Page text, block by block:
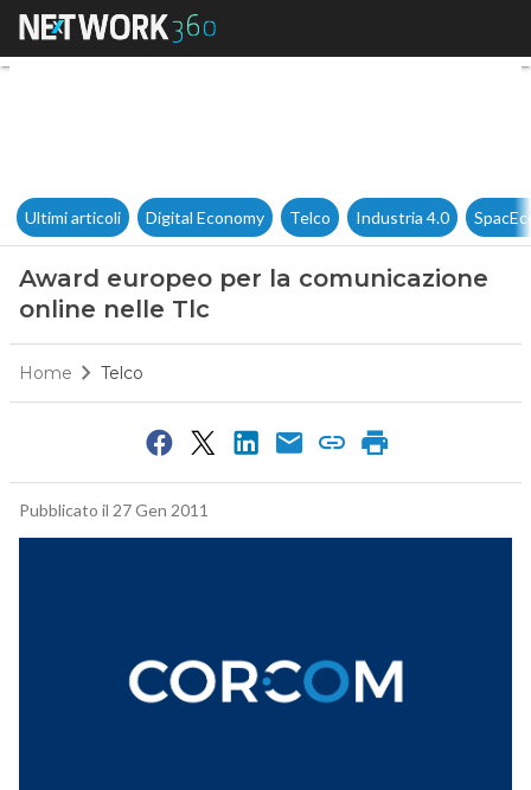
Award europeo per la
Ultimi articoli Digital Economy Telco Industria 4.0
Award europeo per la comunicazione
online nelle Tlc
Home Telco
Pubblicato il 27 Gen 2011